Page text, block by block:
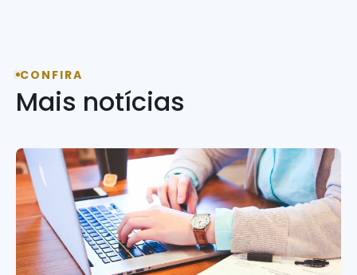
CONFIRA
Mais notícias